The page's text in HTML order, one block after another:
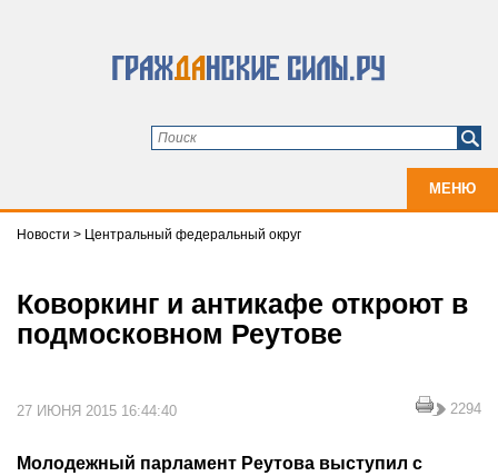
МЕНЮ
Новости > Центральный федеральный округ
Коворкинг и антикафе откроют в
подмосковном Реутове
27 ИЮНЯ 2015 16:44:40 2294
Молодежный парламент Реутова выступил с